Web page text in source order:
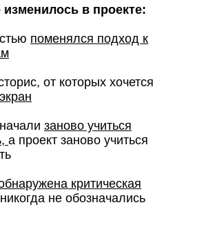
в проекте:
поменялся подход к
от которых хочется
заново учиться
а проект заново учиться
критическая
никогда не обозначались